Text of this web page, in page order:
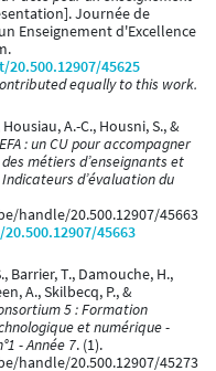
Journée de
Enseignement d'Excellence
45625
equally to this work.
A.-C., Housni, S., &
: un CU pour accompagner
métiers d’enseignants et
d’évaluation du
handle/20.500.12907/45663
45663
Barrier, T., Damouche, H.,
A., Skilbecq, P., &
5 : Formation
et numérique -
- Année 7. (1).
handle/20.500.12907/45273